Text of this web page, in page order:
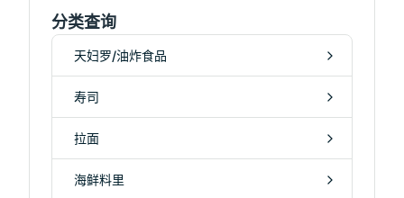
分类查询
天妇罗/油炸食品
寿司
拉面
海鲜料里